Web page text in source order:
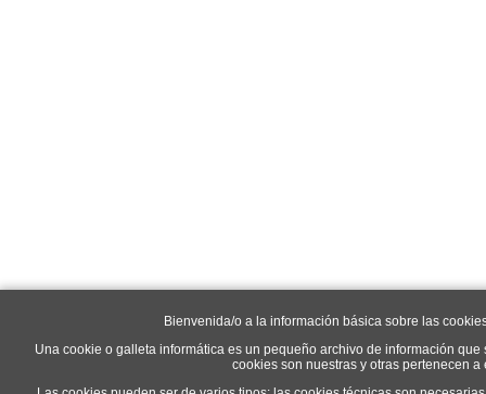
Bienvenida/o a la información básica sobre las
Una cookie o galleta informática es un pequeño archivo de información
cookies son nuestras y otras pertenecen